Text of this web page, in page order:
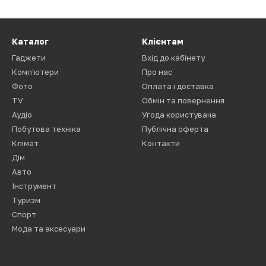
Каталог
Гаджети
Комп'ютери
Фото
TV
Аудіо
Побутова техніка
Клімат
Дім
Авто
Інструмент
Туризм
Спорт
Мода та аксесуари
Клієнтам
Вхід до кабінету
Про нас
Оплата і доставка
Обмін та повернення
Угода користувача
Публічна оферта
Контакти